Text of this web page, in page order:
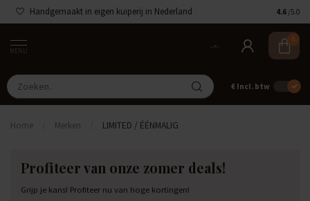
Handgemaakt in eigen kuiperij in Nederland 4.6 /5.0
MENU
0
€ Incl. btw
Home Merken LIMITED / ÉÉNMALIG
Profiteer van onze zomer deals!
Grijp je kans! Profiteer nu van hoge kortingen!